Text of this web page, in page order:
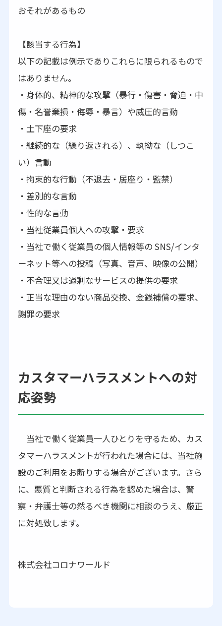
おそれがあるもの
【該当する行為】
以下の記載は例示でありこれらに限られるもので
はありません。
・身体的、精神的な攻撃（暴行・傷害・脅迫・中
傷・名誉棄損・侮辱・暴言）や威圧的言動
・土下座の要求
・継続的な（繰り返される）、執拗な（しつこ
い）言動
・拘束的な行動（不退去・居座り・監禁）
・差別的な言動
・性的な言動
・当社従業員個人への攻撃・要求
・当社で働く従業員の個人情報等の SNS/インタ
ーネット等への投稿（写真、音声、映像の公開）
・不合理又は過剰なサービスの提供の要求
・正当な理由のない商品交換、金銭補償の要求、
謝罪の要求
カスタマーハラスメントへの対
応姿勢
当社で働く従業員一人ひとりを守るため、カス
タマーハラスメントが行われた場合には、当社施
設のご利用をお断りする場合がございます。さら
に、悪質と判断される行為を認めた場合は、警
察・弁護士等の然るべき機関に相談のうえ、厳正
に対処致します。
株式会社コロナワールド